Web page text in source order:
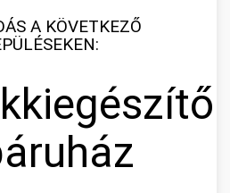
A KÖVETKEZŐ